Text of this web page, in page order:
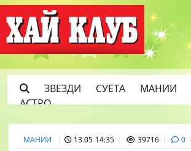
ЗВЕЗДИ СУЕТА МАНИИ
АСТРО
МАНИИ 13.05 14:35 39716 0